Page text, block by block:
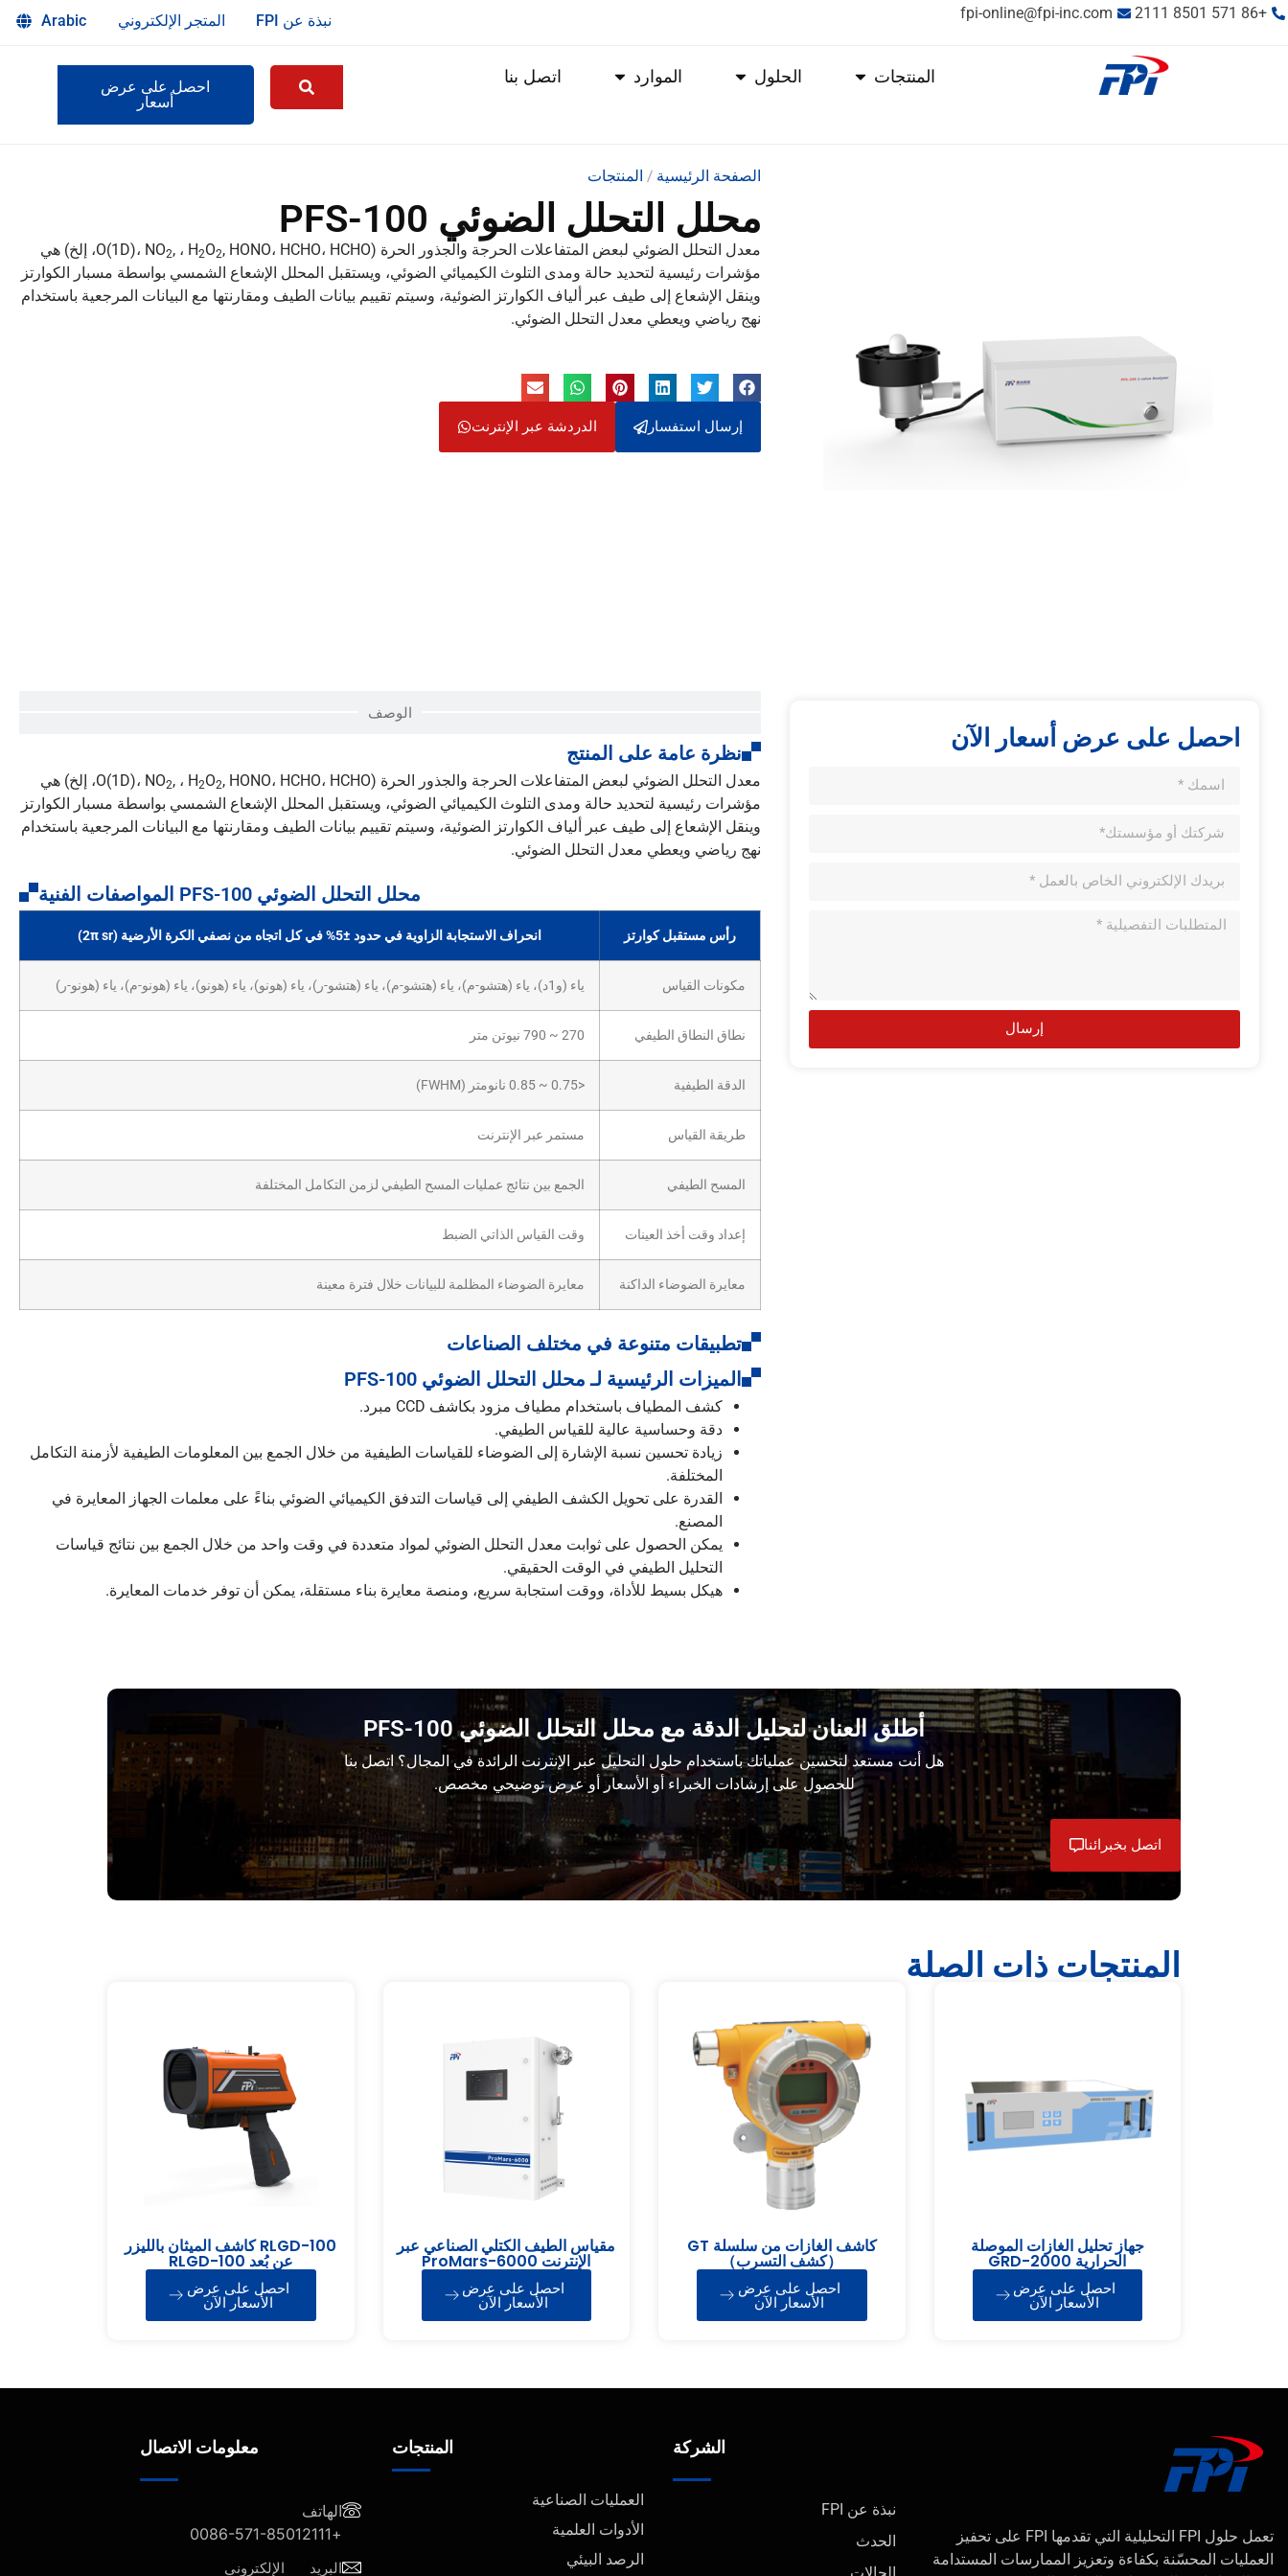
+86 571 8501 2111
fpi-online@fpi-inc.com نبذة عن FPI المتجر الإلكتروني Arabic
المنتجات الحلول الموارد اتصل بنا
احصل على عرض
أسعار
الصفحة الرئيسية / المنتجات
محلل التحلل الضوئي PFS-100
معدل التحلل الضوئي لبعض المتفاعلات الحرجة والجذور الحرة (O(1D)، NO 2, ، H2O2
, HONO، HCHO، HCHO، إلخ) هي
مؤشرات رئيسية لتحديد حالة ومدى التلوث الكيميائي الضوئي، ويستقبل المحلل الإشعاع الشمسي بواسطة مسبار الكوارتز
وينقل الإشعاع إلى طيف عبر ألياف الكوارتز الضوئية، وسيتم تقييم بيانات الطيف ومقارنتها مع البيانات المرجعية باستخدام
نهج رياضي ويعطي معدل التحلل الضوئي.
إرسال استفسار الدردشة عبر الإنترنت
احصل على عرض أسعار الآن
إرسال
الوصف
نظرة عامة على المنتج
معدل التحلل الضوئي لبعض المتفاعلات الحرجة والجذور الحرة (O(1D)، NO 2, ، H2O2
, HONO، HCHO، HCHO، إلخ) هي
مؤشرات رئيسية لتحديد حالة ومدى التلوث الكيميائي الضوئي، ويستقبل المحلل الإشعاع الشمسي بواسطة مسبار الكوارتز
وينقل الإشعاع إلى طيف عبر ألياف الكوارتز الضوئية، وسيتم تقييم بيانات الطيف ومقارنتها مع البيانات المرجعية باستخدام
نهج رياضي ويعطي معدل التحلل الضوئي.
محلل التحلل الضوئي PFS-100 المواصفات الفنية
رأس مستقبل كوارتز انحراف الاستجابة الزاوية في حدود ±5% في كل اتجاه من نصفي الكرة الأرضية (2π sr)
مكونات القياس ياء (و1د)، ياء (هتشو-م)، ياء (هتشو-م)، ياء (هتشو-ر)، ياء (هونو)، ياء (هونو)، ياء (هونو-م)، ياء (هونو-ر)
نطاق النطاق الطيفي 270 ~ 790 نيوتن متر
الدقة الطيفية <0.75 ~ 0.85 نانومتر (FWHM)
طريقة القياس مستمر عبر الإنترنت
المسح الطيفي الجمع بين نتائج عمليات المسح الطيفي لزمن التكامل المختلفة
إعداد وقت أخذ العينات وقت القياس الذاتي الضبط
معايرة الضوضاء الداكنة معايرة الضوضاء المظلمة للبيانات خلال فترة معينة
تطبيقات متنوعة في مختلف الصناعات
الميزات الرئيسية لـ محلل التحلل الضوئي PFS-100
كشف المطياف باستخدام مطياف مزود بكاشف CCD مبرد.
دقة وحساسية عالية للقياس الطيفي.
زيادة تحسين نسبة الإشارة إلى الضوضاء للقياسات الطيفية من خلال الجمع بين المعلومات الطيفية لأزمنة التكامل
المختلفة.
القدرة على تحويل الكشف الطيفي إلى قياسات التدفق الكيميائي الضوئي بناءً على معلمات الجهاز المعايرة في
المصنع.
يمكن الحصول على ثوابت معدل التحلل الضوئي لمواد متعددة في وقت واحد من خلال الجمع بين نتائج قياسات
التحليل الطيفي في الوقت الحقيقي.
هيكل بسيط للأداة، ووقت استجابة سريع، ومنصة معايرة بناء مستقلة، يمكن أن توفر خدمات المعايرة.
أطلق العنان لتحليل الدقة مع محلل التحلل الضوئي PFS-100
هل أنت مستعد لتحسين عملياتك باستخدام حلول التحليل عبر الإنترنت الرائدة في المجال؟ اتصل بنا
للحصول على إرشادات الخبراء أو الأسعار أو عرض توضيحي مخصص.
اتصل بخبرائنا
المنتجات ذات الصلة
جهاز تحليل الغازات الموصلة
الحرارية GRD-2000
احصل على عرض
الأسعار الآن
كاشف الغازات من سلسلة GT
（كشف التسرب）
احصل على عرض
الأسعار الآن
مقياس الطيف الكتلي الصناعي عبر
الإنترنت ProMars-6000
ProMars-6000
احصل على عرض
الأسعار الآن
RLGD-100 كاشف الميثان بالليزر
عن بُعد RLGD-100
احصل على عرض
الأسعار الآن
تعمل حلول FPI التحليلية التي تقدمها FPI على تحفيز
العمليات المحسّنة بكفاءة وتعزيز الممارسات المستدامة
الشركة
نبذة عن FPI
الحدث
المنتجات
العمليات الصناعية
الأدوات العلمية
الرصد البيئي
معلومات الاتصال
الهاتف
+0086-571-85012111
البريد الإلكتروني